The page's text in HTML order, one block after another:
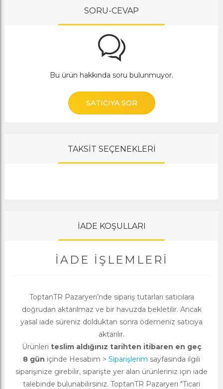
SORU-CEVAP
Bu ürün hakkında soru bulunmuyor.
SATICIYA SOR
TAKSİT SEÇENEKLERİ
İADE KOŞULLARI
İADE İŞLEMLERI
ToptanTR Pazaryeri’nde sipariş tutarları satıcılara
doğrudan aktarılmaz ve bir havuzda bekletilir. Ancak
yasal iade süreniz dolduktan sonra ödemeniz satıcıya
aktarılır.
Ürünleri teslim aldığınız tarihten itibaren en geç
8 gün içinde Hesabım > Siparişlerim sayfasında ilgili
siparişinize girebilir, siparişte yer alan ürünleriniz için iade
talebinde bulunabilirsiniz. ToptanTR Pazaryeri "Ticari